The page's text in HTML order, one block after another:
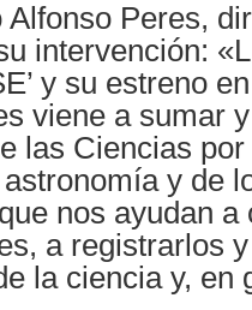
Peres,
intervención:
y su estreno
viene a sumar
las Ciencias
y de
nos ayudan a
a registrarlos
la ciencia y, en